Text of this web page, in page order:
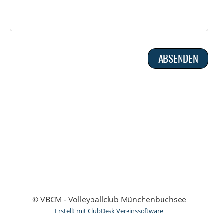
© VBCM - Volleyballclub Münchenbuchsee
Erstellt mit ClubDesk Vereinssoftware